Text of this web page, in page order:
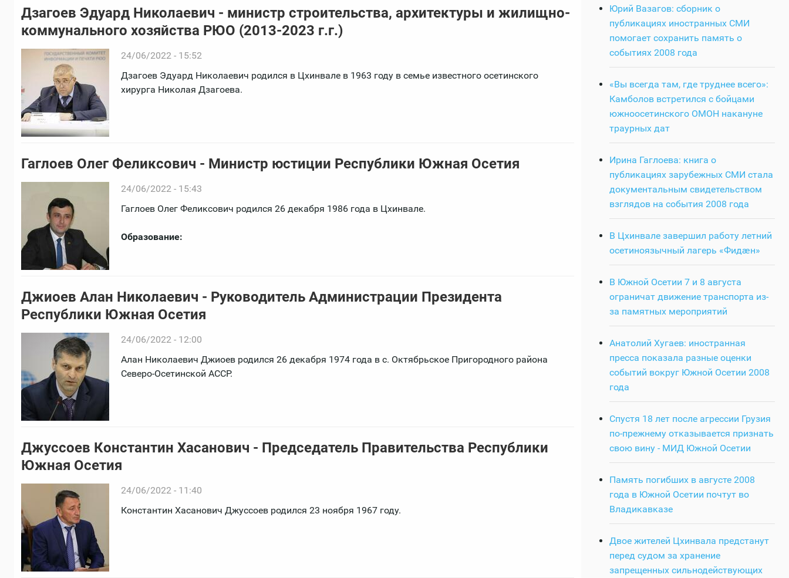
Дзагоев Эдуард Николаевич - министр строительства, архитектуры и жилищно-
коммунального хозяйства РЮО (2013-2023 г.г.)
24/06/2022 - 15:52
Дзагоев Эдуард Николаевич родился в Цхинвале в 1963 году в семье известного осетинского
хирурга Николая Дзагоева.
Гаглоев Олег Феликсович - Министр юстиции Республики Южная Осетия
24/06/2022 - 15:43
Гаглоев Олег Феликсович родился 26 декабря 1986 года в Цхинвале.
Образование:
Джиоев Алан Николаевич - Руководитель Администрации Президента
Республики Южная Осетия
24/06/2022 - 12:00
Алан Николаевич Джиоев родился 26 декабря 1974 года в с. Октябрьское Пригородного района
Северо-Осетинской АССР.
Джуссоев Константин Хасанович - Председатель Правительства Республики
Южная Осетия
24/06/2022 - 11:40
Константин Хасанович Джуссоев родился 23 ноября 1967 году.
Юрий Вазагов: сборник о
публикациях иностранных СМИ
помогает сохранить память о
событиях 2008 года
«Вы всегда там, где труднее всего»:
Камболов встретился с бойцами
южноосетинского ОМОН накануне
траурных дат
Ирина Гаглоева: книга о
публикациях зарубежных СМИ стала
документальным свидетельством
взглядов на события 2008 года
В Цхинвале завершил работу летний
осетиноязычный лагерь «Фидӕн»
В Южной Осетии 7 и 8 августа
ограничат движение транспорта из-
за памятных мероприятий
Анатолий Хугаев: иностранная
пресса показала разные оценки
событий вокруг Южной Осетии 2008
года
Спустя 18 лет после агрессии Грузия
по-прежнему отказывается признать
свою вину - МИД Южной Осетии
Память погибших в августе 2008
года в Южной Осетии почтут во
Владикавказе
Двое жителей Цхинвала предстанут
перед судом за хранение
запрещенных сильнодействующих